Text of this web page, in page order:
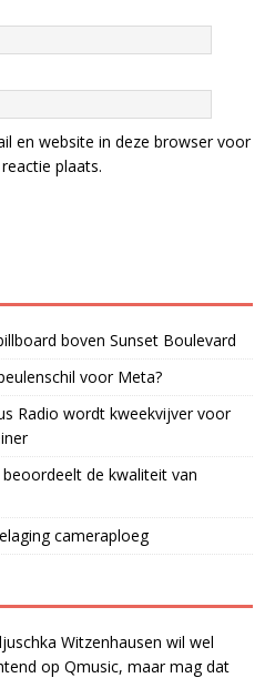
en website in deze browser voor
plaats.
boven Sunset Boulevard
voor Meta?
Radio wordt kweekvijver voor
de kwaliteit van
cameraploeg
Witzenhausen wil wel
op Qmusic, maar mag dat